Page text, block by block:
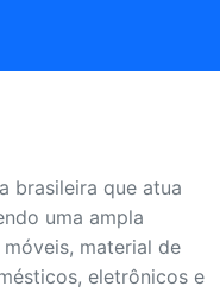
brasileira que atua
uma ampla
material de
eletrônicos e